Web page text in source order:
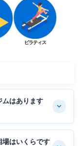
ピラティス
ムはあります
場はいくらです